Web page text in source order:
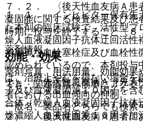
１．１． インヒビター保有先
た本剤の臨床試験で、活性型プ
燥人血液凝固因子抗体迂回活性
て重篤な血栓塞栓症及び血栓性
認められているので、本剤投与
は、治療上やむを得ない場合を
子及び血液凝固第１０因子を含
合体（乾燥人血液凝固因子抗体
燥濃縮人血液凝固第１０因子加
７．２． 〈後天性血友病Ａ患
凝固能に関する検査結果及び患
時期に投与を終了すること〔
効能・効果
１）． 先天性血友病Ａ（先天
者における出血傾向の抑制。
２）． 後天性血友病Ａ患者に
薬剤情報
薬剤写真、用法用量、効能効果
でき、関連情報へ簡単にアクセ
一般名、製品名どちらでも検索